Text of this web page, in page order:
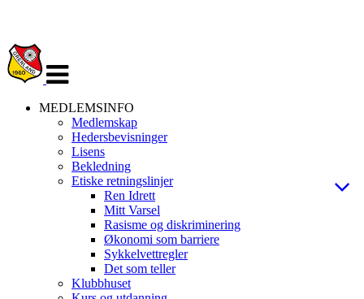
navigasjon
MEDLEMSINFO
Medlemskap
Hedersbevisninger
Lisens
Bekledning
Etiske retningslinjer
Ren Idrett
Mitt Varsel
Rasisme og diskriminering
Økonomi som barriere
Sykkelvettregler
Det som teller
Klubbhuset